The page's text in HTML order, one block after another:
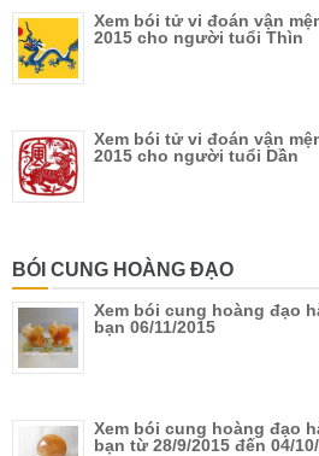
Xem bói tử vi đoán vận
2015 cho người tuổi Thìn
Xem bói tử vi đoán vận
2015 cho người tuổi Dần
BÓI CUNG HOÀNG ĐẠO
Xem bói cung hoàng đạo
bạn 06/11/2015
Xem bói cung hoàng đạo
bạn từ 28/9/2015 đến 04/